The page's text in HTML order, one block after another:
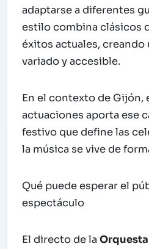
adaptarse a diferentes
estilo combina clásicos
éxitos actuales,
variado y accesible.
En el contexto de Gijón,
actuaciones aporta ese
festivo que define las
la música se vive de
Qué puede esperar el
espectáculo
El directo de la